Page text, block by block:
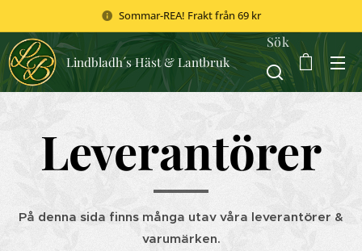
Sommar-REA! Frakt från 69 kr
Lindbladh´s Häst & Lantbruk
Sök
Leverantörer
På denna sida finns många utav våra leverantörer &
varumärken.